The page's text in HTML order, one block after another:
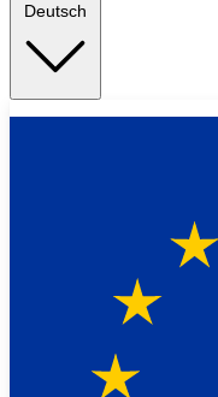
Deutsch